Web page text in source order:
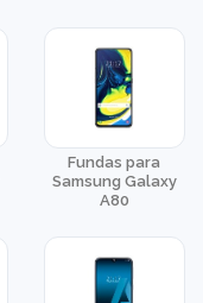
Fundas para
Samsung Galaxy
A80